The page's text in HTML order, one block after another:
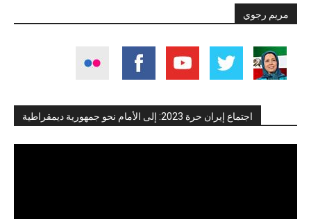
مريم رجوي
اجتماع إيران حرة 2023: إلى الأمام نحو جمهورية ديمقراطية